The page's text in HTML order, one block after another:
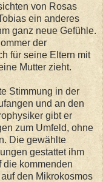
von Rosas
ein anderes
ganz neue Gefühle.
der
für seine Eltern mit
Mutter zieht.
Stimmung in der
und an den
gibt er
zum Umfeld, ohne
Die gewählte
gestattet ihm
kommenden
den Mikrokosmos